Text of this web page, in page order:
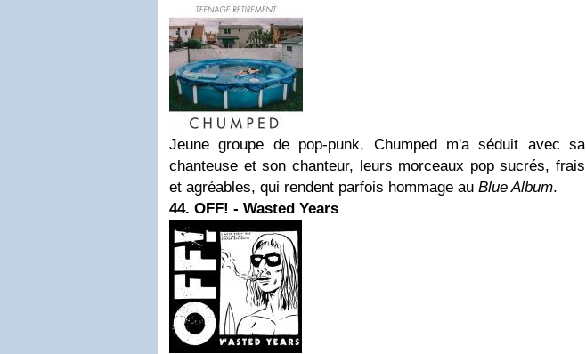
Jeune groupe de pop-punk, Chumped m'a séduit avec sa
chanteuse et son chanteur, leurs morceaux pop sucrés, frais
et agréables, qui rendent parfois hommage au Blue Album.
44. OFF! - Wasted Years